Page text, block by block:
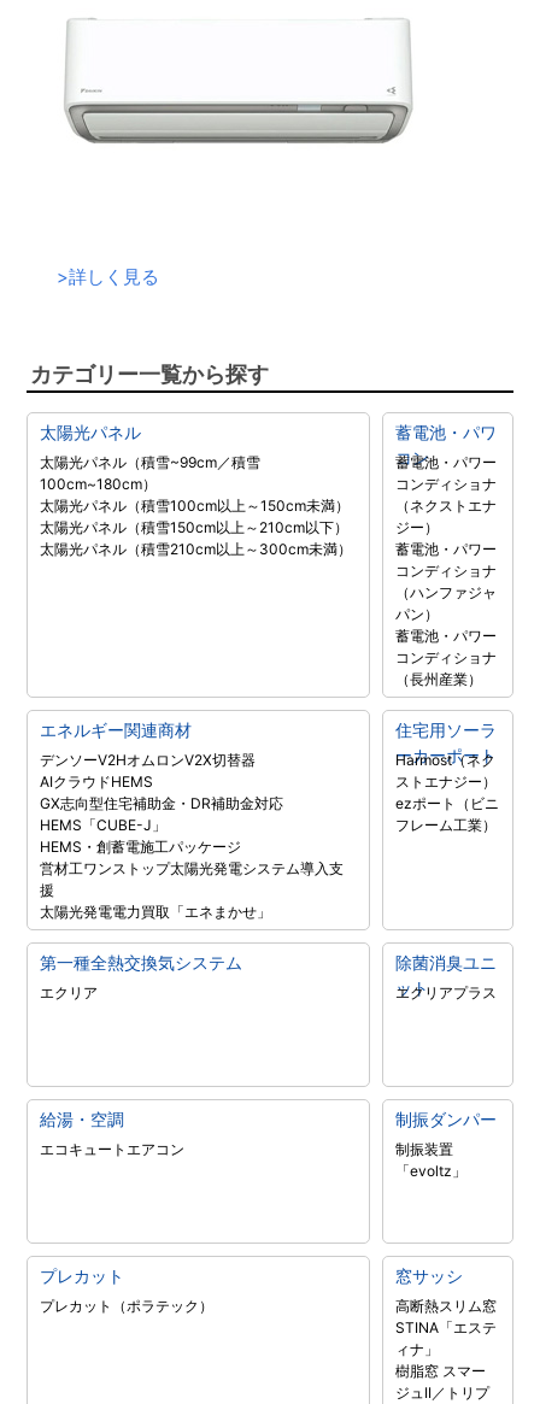
>詳しく見る
カテゴリー一覧から探す
太陽光パネル
太陽光パネル（積雪~99cm／積雪
100cm~180cm）
太陽光パネル（積雪100cm以上～150cm未満）
太陽光パネル（積雪150cm以上～210cm以下）
太陽光パネル（積雪210cm以上～300cm未満）
蓄電池・パワ
コン
蓄電池・パワー
コンディショナ
（ネクストエナ
ジー）
蓄電池・パワー
コンディショナ
（ハンファジャ
パン）
蓄電池・パワー
コンディショナ
（長州産業）
エネルギー関連商材
デンソーV2HオムロンV2X切替器
AIクラウドHEMS
GX志向型住宅補助金・DR補助金対応
HEMS「CUBE-J」
HEMS・創蓄電施工パッケージ
営材工ワンストップ太陽光発電システム導入支
援
太陽光発電電力買取「エネまかせ」
住宅用ソーラ
ーカーポート
Harmost（ネク
ストエナジー）
ezポート（ビニ
フレーム工業）
第一種全熱交換気システム
エクリア
除菌消臭ユニ
ット
エクリアプラス
給湯・空調
エコキュートエアコン
制振ダンパー
制振装置
「evoltz」
プレカット
プレカット（ポラテック）
窓サッシ
高断熱スリム窓
STINA「エステ
ィナ」
樹脂窓 スマー
ジュII／トリプ